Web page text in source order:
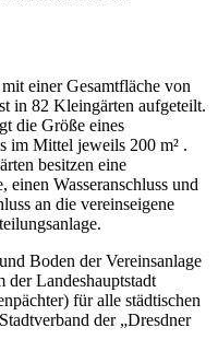
einer Gesamtfläche von
in 82 Kleingärten aufgeteilt.
die Größe eines
im Mittel jeweils 200 m² .
besitzen eine
einen Wasseranschluss und
an die vereinseigene
Boden der Vereinsanlage
der Landeshauptstadt
für alle städtischen
der „Dresdner